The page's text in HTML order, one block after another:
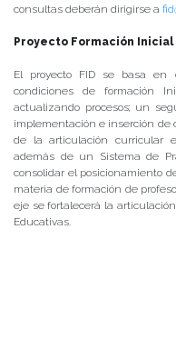
consultas deberán dirigirse a
Proyecto Formación Inicial
El proyecto FID se basa en
condiciones de formación
actualizando procesos; un
implementación e inserción de
de la articulación curricular
además de un Sistema de
consolidar el posicionamiento
materia de formación de
eje se fortalecerá la
Educativas.